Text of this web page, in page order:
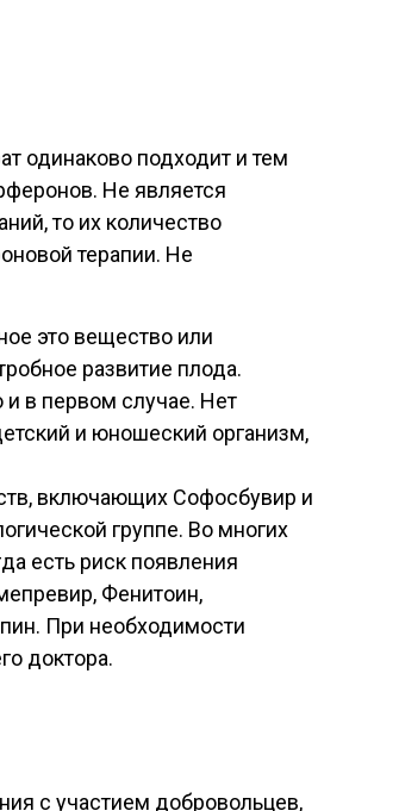
одинаково подходит и тем
Не является
то их количество
терапии. Не
это вещество или
развитие плода.
в первом случае. Нет
и юношеский организм,
включающих Софосбувир и
группе. Во многих
есть риск появления
Фенитоин,
При необходимости
доктора.
с участием добровольцев,